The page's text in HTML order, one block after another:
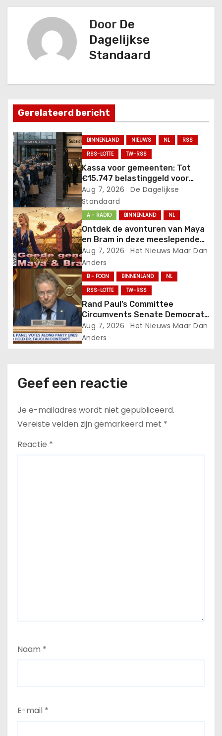
i
a
v
i
g
a
t
i
e
Door De
Dagelijkse
Standaard
Gerelateerd bericht
BINNENLAND NIEUWS NL
RSS
RSS-LOTTE
TW-RSS
Kassa voor gemeenten: Tot
€15.747 belastinggeld voor
iedere tijdelijk gehuisveste
statushouder!.
Aug 7, 2026
De Dagelijkse
Standaard
A - RADIO BINNENLAND NL
Ontdek de avonturen van Maya
en Bram in deze meeslepende
nieuwe serie!
Aug 7, 2026
Het Nieuws Maar Dan
Anders
B - FOON BINNENLAND
NL
RSS-LOTTE
TW-RSS
Rand Paul’s Committee
Circumvents Senate Democrats
to Hold Fauci Accountable
Aug 7, 2026
Het Nieuws Maar Dan
Anders
Geef een reactie
Je e-mailadres wordt niet gepubliceerd.
Vereiste velden zijn gemarkeerd met *
Reactie *
Naam *
E-mail *